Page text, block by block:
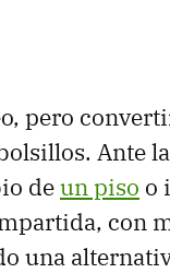
pero
Ante
deun piso o
con
una